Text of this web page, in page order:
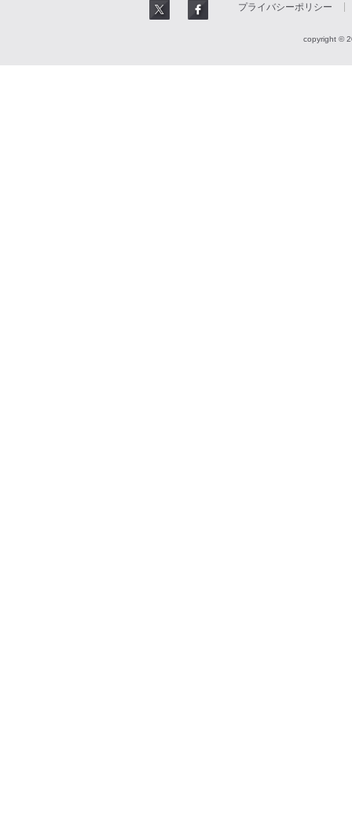
プライバシーポリシー
copyright ©